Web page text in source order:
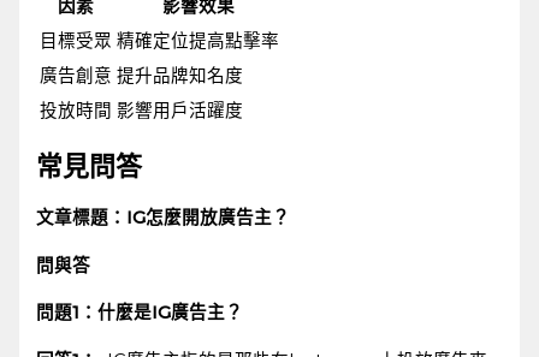
因素
影響效果
目標受眾 精確定位提高點擊率
廣告創意 提升品牌知名度
投放時間 影響用戶活躍度
常見問答
文章標題：IG怎麼開放廣告主？
問與答
問題1：什麼是IG廣告主？